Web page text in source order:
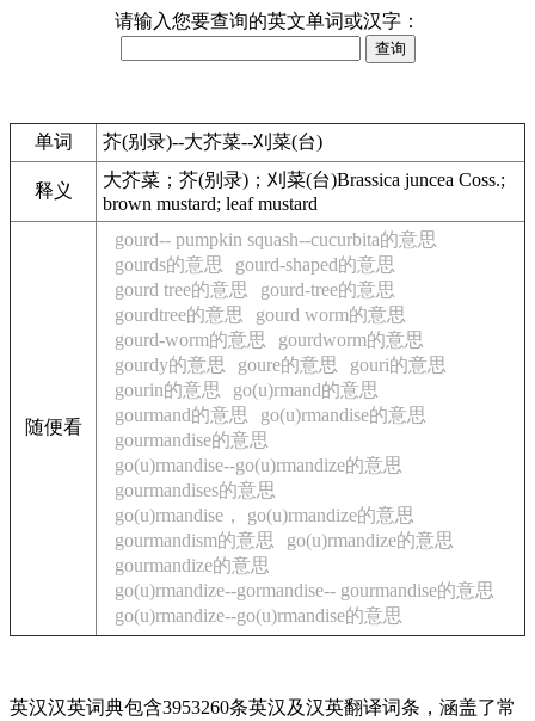
请输入您要查询的英文单词或汉字：
单词 芥(别录)--大芥菜--刈菜(台)
释义
大芥菜；芥(别录)；刈菜(台)Brassica juncea Coss.;
brown mustard; leaf mustard
随便看
gourd-- pumpkin squash--cucurbita的意思
gourds的意思
gourd-shaped的意思
gourd tree的意思
gourd-tree的意思
gourdtree的意思
gourd worm的意思
gourd-worm的意思
gourdworm的意思
gourdy的意思
goure的意思
gouri的意思
gourin的意思
go(u)rmand的意思
gourmand的意思
go(u)rmandise的意思
gourmandise的意思
go(u)rmandise--go(u)rmandize的意思
gourmandises的意思
go(u)rmandise， go(u)rmandize的意思
gourmandism的意思
go(u)rmandize的意思
gourmandize的意思
go(u)rmandize--gormandise-- gourmandise的意思
go(u)rmandize--go(u)rmandise的意思
英汉汉英词典包含3953260条英汉及汉英翻译词条，涵盖了常